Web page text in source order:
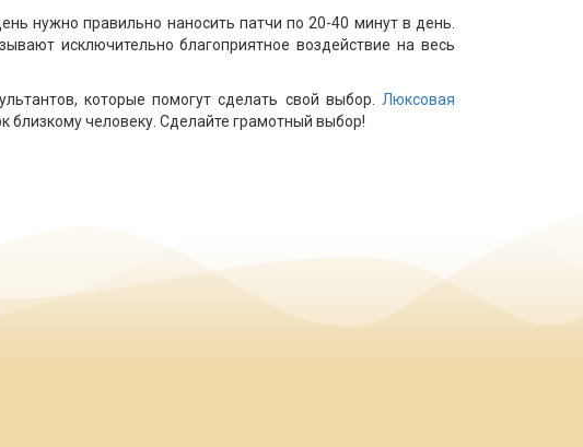
нужно правильно наносить патчи по 20-40 минут в день.
исключительно благоприятное воздействие на весь
которые помогут сделать свой выбор. Люксовая
близкому человеку. Сделайте грамотный выбор!